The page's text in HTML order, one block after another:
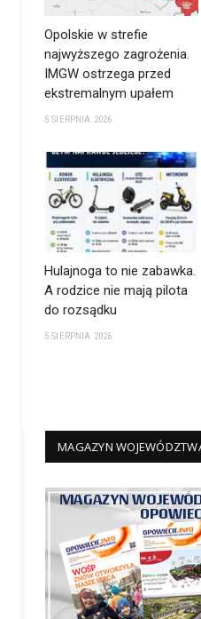
Opolskie w strefie
najwyższego zagrożenia.
IMGW ostrzega przed
ekstremalnym upałem
5 SIERPNIA 2026
Hulajnoga to nie zabawka.
A rodzice nie mają pilota
do rozsądku
5 SIERPNIA 2026
MAGAZYN